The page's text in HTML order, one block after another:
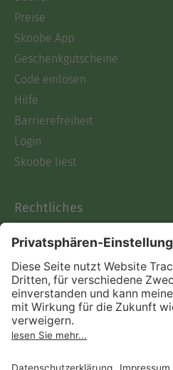
Preise
Skoobe App
Geschenkgutscheine
Code einlösen
Hilfe
Barrierefreiheit
Login
Skoobe liest
Rechtliches
AGB
Informationen nach Data
Act
Verträge hier kündigen
Impressum